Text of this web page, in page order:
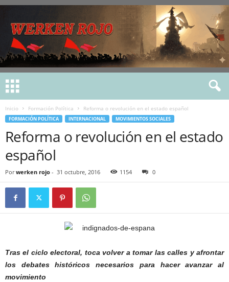
Inicio Formación Política Reforma o revolución en el estado español
FORMACIÓN POLÍTICA INTERNACIONAL MOVIMIENTOS SOCIALES
Reforma o revolución en el estado
español
Por werken rojo - 31 octubre, 2016 1154 0
Tras el ciclo electoral, toca volver a tomar las calles y afrontar
los debates históricos necesarios para hacer avanzar al
movimiento